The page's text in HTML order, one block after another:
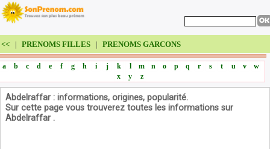
<< PRENOMS FILLES PRENOMS GARCONS
a b c d e f g h i j k l m n o p q r s t u v
w
x
y z
Abdelraffar : informations, origines, popularité.
Sur cette page vous trouverez toutes les informations sur
Abdelraffar .